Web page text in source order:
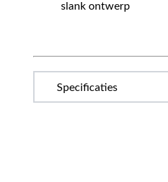
slank ontwerp